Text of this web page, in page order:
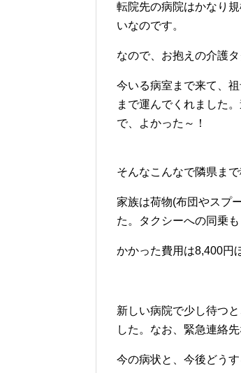
転院先の病院はかなり
いなのです。
なので、お抱えの介護
今いる病室まで来て、
まで運んでくれました
で、よかった～！
そんなこんなで隣県ま
家族は荷物(布団やスプ
た。タクシーへの同乗も
かかった費用は8,400円
新しい病院で少し待つ
した。なお、緊急連絡
今の病状と、今後どう